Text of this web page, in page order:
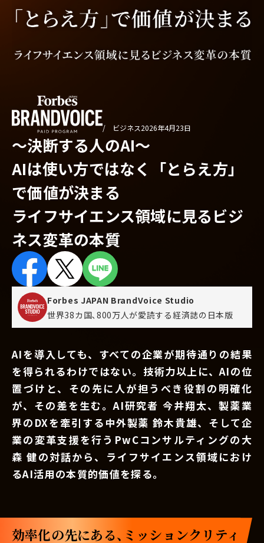
/ ビジネス2026年4月23日
〜決断する人のAI〜
AIは使い方ではなく「とらえ方」
で価値が決まる
ライフサイエンス領域に見るビジ
ネス変革の本質
Forbes JAPAN BrandVoice Studio
世界38カ国､800万人が愛読する 経済誌の日本版
AIを導入しても、すべての企業が期待通りの結果
を得られるわけではない。技術力以上に、AIの位
置づけと、その先に人が担うべき役割の明確化
が、その差を生む。AI研究者 今井翔太、製薬業
界のDXを牽引する中外製薬 鈴木貴雄、そして企
業の変革支援を行うPwCコンサルティングの大
森 健の対話から、ライフサイエンス領域におけ
るAI活用の本質的価値を探る。
効率化の先にある、ミッションクリティ